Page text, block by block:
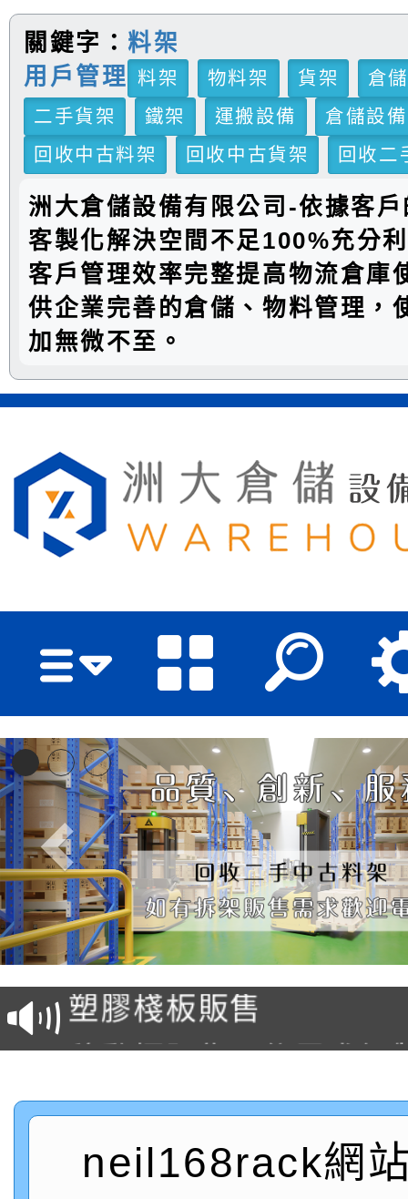
關鍵字： 料架
用戶管理
料架 物料架 貨架
倉
二手貨架
鐵架 運搬設備
倉儲設備
回收中古料架
回收中古貨架 回收二
洲大倉儲設備有限公司-依據客
客製化解決空間不足100%充分
客戶管理效率完整提高物流倉庫
供企業完善的倉儲、物料管理，
加無微不至。
洲大倉儲設備有限公司
塑膠棧板販售
移動櫃販售可依需求訂
後推式料架販售可依需
懸臂式料架販售(低中
neil168rack網